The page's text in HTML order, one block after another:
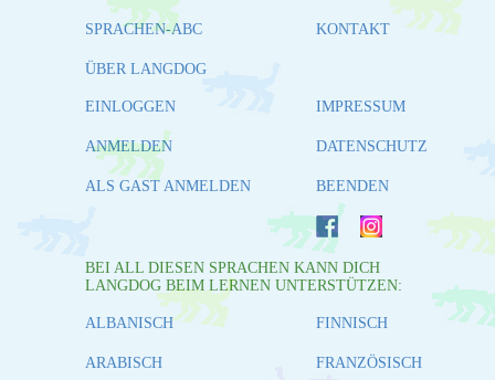
SPRACHEN-ABC
ÜBER LANGDOG
KONTAKT
EINLOGGEN
ANMELDEN
ALS GAST ANMELDEN
IMPRESSUM
DATENSCHUTZ
BEENDEN
BEI ALL DIESEN SPRACHEN KANN DICH
LANGDOG BEIM LERNEN UNTERSTÜTZEN:
ALBANISCH
ARABISCH
FINNISCH
FRANZÖSISCH